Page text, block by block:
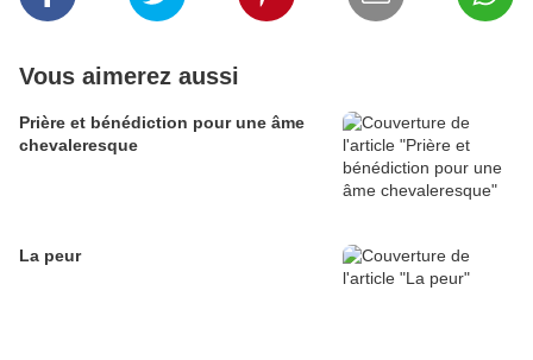
Vous aimerez aussi
Prière et bénédiction pour une âme
chevaleresque
La peur